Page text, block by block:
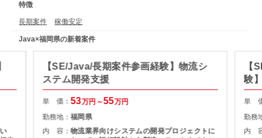
特徴
長期案件 稼働安定
Java×福岡県の新着案件
【SE/Java/長期案件参画経験】物流シ
ステム開発支援
単 価：53万円～55万円
勤務地：福岡県
内 容：物流業界向けシステムの開発プロジェクトに
【
験
援
単
勤務
内